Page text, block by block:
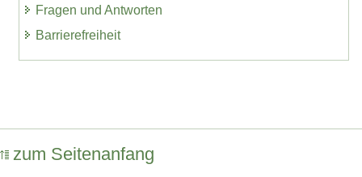
Fragen und Antworten
Barrierefreiheit
zum Seitenanfang